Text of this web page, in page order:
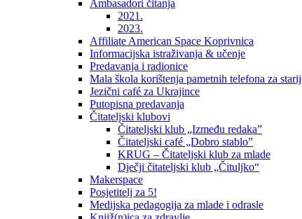
Ambasadori čitanja
2021.
2023.
Affiliate American Space Koprivnica
Informacijska istraživanja & učenje
Predavanja i radionice
Mala škola korištenja pametnih telefona za
Jezični café za Ukrajince
Putopisna predavanja
Čitateljski klubovi
Čitateljski klub „Između redaka”
Čitateljski café „Dobro stablo”
KRUG – Čitateljski klub za mlade
Dječji čitateljski klub „Čituljko“
Makerspace
Posjetitelj za 5!
Medijska pedagogija za mlade i odrasle